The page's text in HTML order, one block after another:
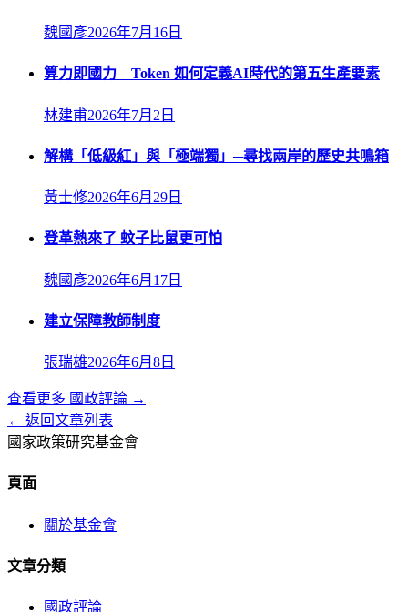
魏國彥2026年7月16日
算力即國力 Token 如何定義AI時代的第五生產要素
林建甫2026年7月2日
解構「低級紅」與「極端獨」─尋找兩岸的歷史共鳴箱
黃士修2026年6月29日
登革熱來了 蚊子比鼠更可怕
魏國彥2026年6月17日
建立保障教師制度
張瑞雄2026年6月8日
查看更多 國政評論 →
← 返回文章列表
國家政策研究基金會
頁面
關於基金會
文章分類
國政評論